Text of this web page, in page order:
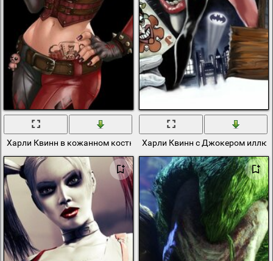
Харли Квинн в кожанном костюмеХарли Квинн с Джокером